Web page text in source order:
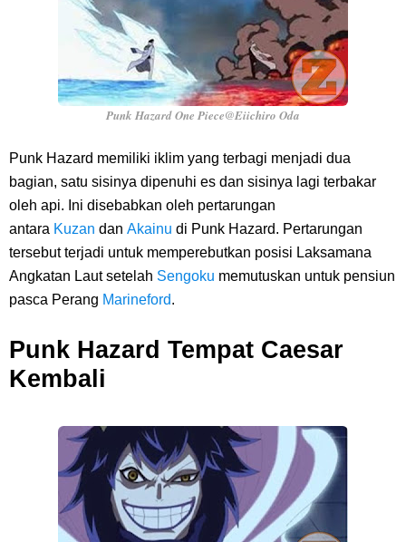
Saturday, 8 August
Punk Hazard One Piece@Eiichiro Oda
Punk Hazard memiliki iklim yang terbagi menjadi dua
bagian, satu sisinya dipenuhi es dan sisinya lagi terbakar
oleh api. Ini disebabkan oleh pertarungan
antara Kuzan dan Akainu di Punk Hazard. Pertarungan
tersebut terjadi untuk memperebutkan posisi Laksamana
Angkatan Laut setelah Sengoku memutuskan untuk pensiun
pasca Perang Marineford.
Punk Hazard Tempat Caesar
Kembali